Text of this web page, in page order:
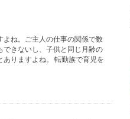
よね。ご主人の仕事の関係で数
できないし、子供と同じ月齢の
りますよね。 転勤族で育児を